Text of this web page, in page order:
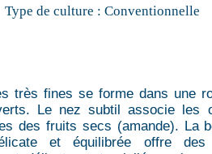
Type de culture : Conventionnelle
très fines se forme dans une
Le nez subtil associe les
des fruits secs (amande). La
et équilibrée offre